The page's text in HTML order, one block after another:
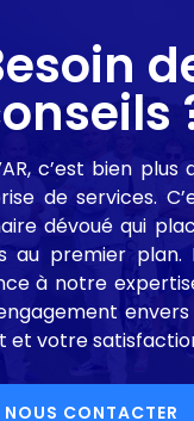
c’est bien plus
de services.
dévoué qui
au premier plan.
à notre
et votre
NOUS CONTACTER